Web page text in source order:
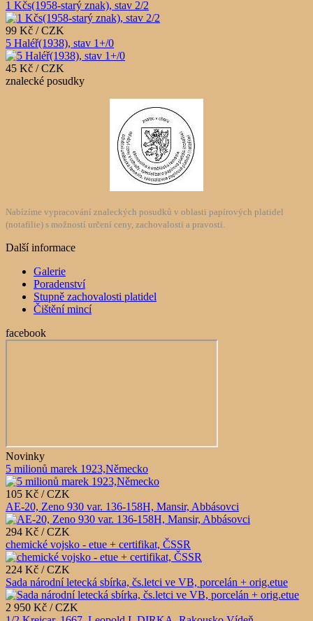
1 Kčs(1958-starý znak), stav 2/2
99 Kč / CZK
5 Haléř(1938), stav 1+/0
45 Kč / CZK
znalecké posudky
Nabízíme vypracování znaleckých posudků v oblasti papírových platidel
(notafilie) s možností určení ceny, zachovalosti a pravosti.
Další informace
Galerie
Poradenství
Stupně zachovalosti platidel
Čištění mincí
facebook
Novinky
5 milionů marek 1923,Německo
105 Kč / CZK
AE-20, Zeno 930 var. 136-158H, Mansir, Abbásovci
294 Kč / CZK
chemické vojsko - etue + certifikat, ČSSR
224 Kč / CZK
Sada národní letecká sbírka, čs.letci ve VB, porcelán + orig.etue
2 950 Kč / CZK